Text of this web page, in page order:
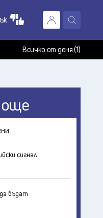
Всичко от деня (1)
сигнал
бъдат